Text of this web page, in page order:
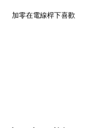
加零在電線桿下喜歡